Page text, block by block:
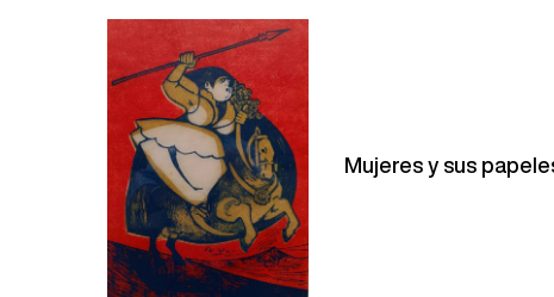
Mujeres y sus